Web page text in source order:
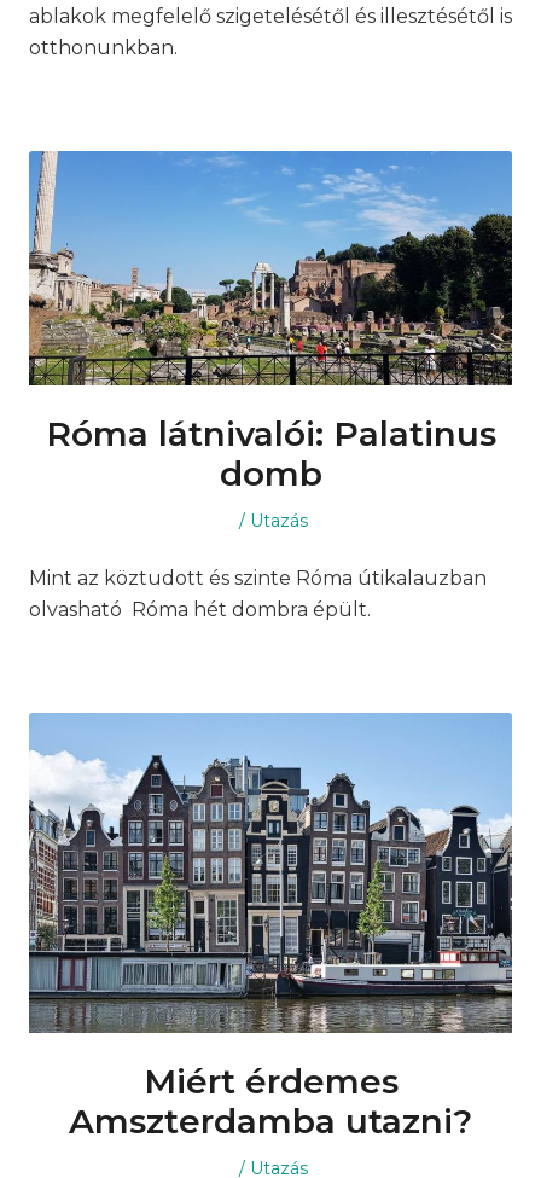
ablakok megfelelő szigetelésétől és illesztésétől is
otthonunkban.
Róma látnivalói: Palatinus
domb
Posted
Posted
Utazás
Mint az köztudott és szinte Róma útikalauzban
olvasható Róma hét dombra épült.
Miért érdemes
Amszterdamba utazni?
Posted
Posted
Utazás